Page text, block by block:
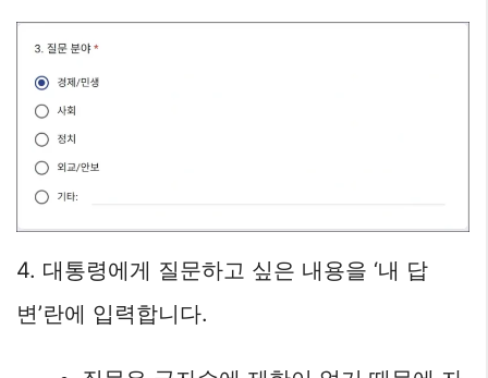
4. 대통령에게 질문하고 싶은 내용을 ‘내 답
변’란에 입력합니다.